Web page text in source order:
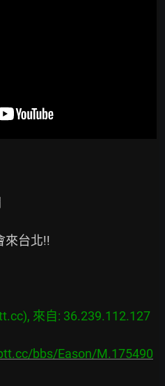
來台北!!
來自: 36.239.112.127
bbs/Eason/M.175490